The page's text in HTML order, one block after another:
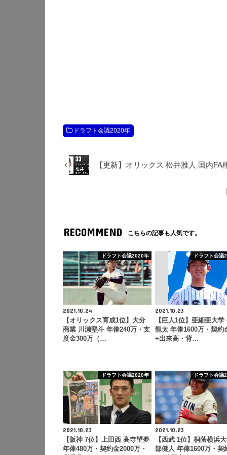
ドラフト会議2020年
【更新】オリックス 松井雅人 国内
RECOMMEND こちらの記事も人気です。
ドラフト会議2020年
2021.10.24
【オリックス育成1位】大分
商業 川瀬堅斗 年俸240万・支
度金300万（…
ドラフト会議
2021.10.23
【巨人1位】亜細亜大学
龍太 年俸1600万・契約
+出来高・背…
ドラフト会議2020年
2021.10.23
【阪神 7位】上田西 高寺望夢
年俸480万・契約金2000万・
ドラフト会議
2021.10.23
【西武 1位】桐蔭横浜
部健人 年俸1600万・契